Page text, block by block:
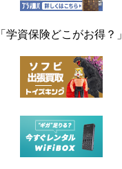
「学資保険どこがお得？」